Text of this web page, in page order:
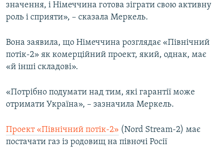
значення, і Німеччина готова зіграти свою активну
роль і сприяти», – сказала Меркель.
Вона заявила, що Німеччина розглядає «Північний
потік-2» як комерційний проект, який, однак, має
«й інші складові».
«Потрібно подумати над тим, які гарантії може
отримати Україна», – зазначила Меркель.
Проект «Північний потік-2» (Nord Stream-2) має
постачати газ із родовищ на півночі Росії